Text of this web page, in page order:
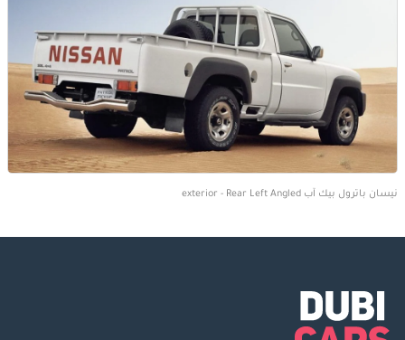
نيسان باترول بيك آب exterior - Rear Left Angled